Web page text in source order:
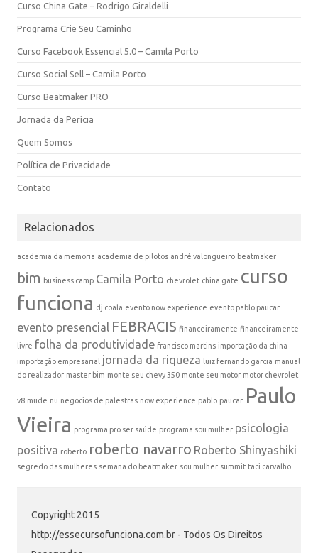
Curso China Gate – Rodrigo Giraldelli
Programa Crie Seu Caminho
Curso Facebook Essencial 5.0 – Camila Porto
Curso Social Sell – Camila Porto
Curso Beatmaker PRO
Jornada da Perícia
Quem Somos
Política de Privacidade
Contato
Relacionados
academia da memoria academia de pilotos andré valongueiro beatmaker
bim business camp Camila Porto chevrolet china gate curso
funciona dj coala evento now experience evento pablo paucar
evento presencial FEBRACIS financeiramente financeiramente
livre folha da produtividade francisco martins importação da china
importação empresarial jornada da riqueza luiz fernando garcia manual
do realizador master bim monte seu chevy 350 monte seu motor motor chevrolet
v8 mude.nu negocios de palestras now experience pablo paucar Paulo
Vieira programa pro ser saúde programa sou mulher psicologia
positiva roberto roberto navarro Roberto Shinyashiki
segredo das mulheres semana do beatmaker sou mulher summit taci carvalho
Copyright 2015
http://essecursofunciona.com.br - Todos Os Direitos